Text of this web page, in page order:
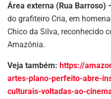
Área externa (Rua Barroso)
do grafiteiro Cria, em
Chico da Silva, reconhecido
Amazônia.
Veja também: https://
artes-plano-perfeito-abre-
culturais-voltadas-ao-